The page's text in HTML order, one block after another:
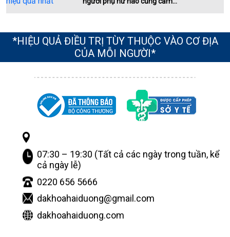
*HIỆU QUẢ ĐIỀU TRỊ TÙY THUỘC VÀO CƠ ĐỊA
CỦA MỖI NGƯỜI*
07:30 – 19:30 (Tất cả các ngày trong tuần, kể
cả ngày lễ)
0220 656 5666
dakhoahaiduong@gmail.com
dakhoahaiduong.com